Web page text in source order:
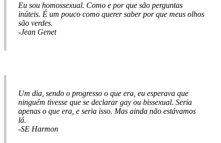
Eu sou homossexual. Como e por que são perguntas
inúteis. É um pouco como querer saber por que meus olhos
são verdes.
-Jean Genet
Um dia, sendo o progresso o que era, eu esperava que
ninguém tivesse que se declarar gay ou bissexual. Seria
apenas o que era, e seria isso. Mas ainda não estávamos
lá.
-SE Harmon